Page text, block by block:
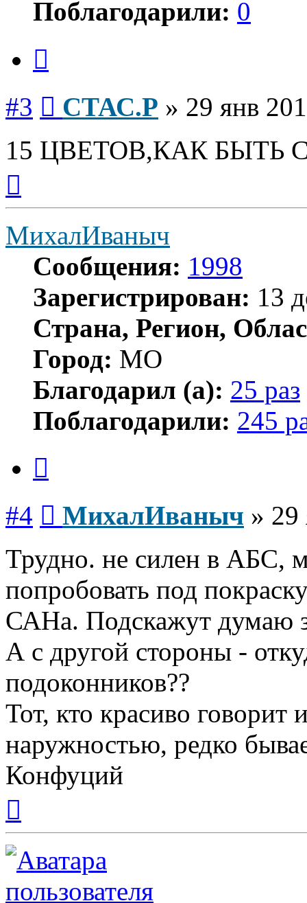
Поблагодарили: 0
#3 СТАС.Р » 29 янв
15 ЦВЕТОВ,КАК БЫТЬ
началу
МихалИваныч
Сообщения: 1998
Зарегистрирован: 13
Страна, Регион,
Город: МО
Благодарил (а): 25 раз
Поблагодарили: 245
#4 МихалИваныч » 29
Трудно. не силен в АБС,
попробовать под
САНа. Подскажут думаю
А с другой стороны -
подоконников??
Тот, кто красиво говорит
наружностью, редко
Конфуций
началу